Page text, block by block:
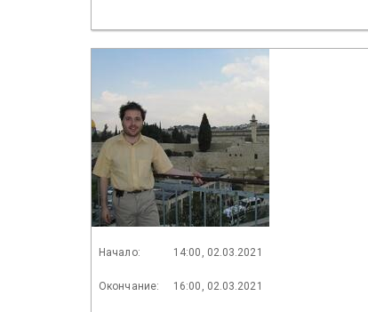
Начало: 14:00, 02.03.2021
Окончание: 16:00, 02.03.2021